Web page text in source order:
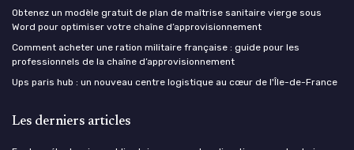
Obtenez un modèle gratuit de plan de maîtrise sanitaire vierge sous
Word pour optimiser votre chaîne d’approvisionnement
Comment acheter une ration militaire française : guide pour les
professionnels de la chaîne d’approvisionnement
Ups paris hub : un nouveau centre logistique au cœur de l'Île-de-France
Les derniers articles